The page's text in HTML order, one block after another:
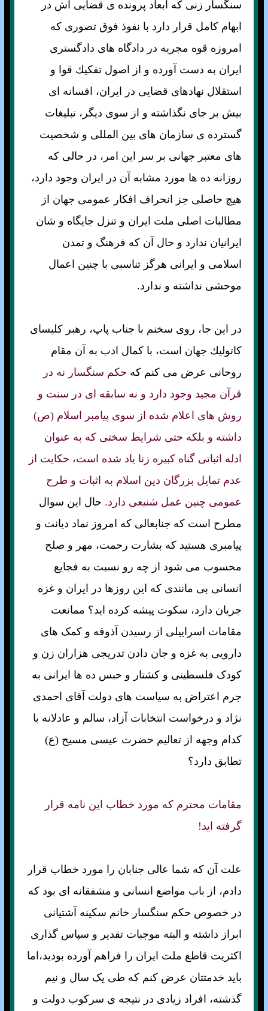
سنگسار زنی كه ابعاد پرونده ی قضايی اش در
ابهام کامل قرار دارد با نفوذ فوق تصوری كه
امروزه قوه مجريه در دادگاه های دادگستری
ايران به دست آورده و از اصول تفكيك قوا و
استقلال نهادهای قضايی در ايران، افسانه ای
بيش بر جای نگذاشته و از سوی ديگر، تبليغات
گسترده ی سازمان های بين المللی و شخصيت
های معتبر جهانی بر سر اين امر، در حالی كه
روزانه ده ها مورد مشابه آن در ايران وجود دارد،
هيچ حاصلی جز انحراف افكار عمومی جهان از
مطالبات اصلی ملت ايران و تنزل جايگاه و شان
ايرانيان ندارد و حال آن كه فرهنگ و تمدن
اسلامی و ايرانی هرگز تناسبی با چنين اعمال
موحشی نداشته و ندارد.
در اين جا، روی سخنم با جناب پاپ، رهبر كليسای
كاتوليك جهان است، با كمال ادب به آن مقام
روحانی عرض می كنم كه حكم سنگسار نه در
قرآن مجيد وجود دارد و نه سابقه ای در سنت و
روش های اعلام شده از سوی پيامبر اسلام (ص)
داشته و بلكه حتی شرايط سختی كه به عنوان
ادله اثباتی گناه كبيره زنا ياد شده است، حكايت از
عدم تمايل بزرگان دين اسلام به اثبات و طرح
عمومی چنين عمل شنيعی دارد. حال اين سوال
مطرح است که جنابعالی که امروز نماد ديانت و
پيامبری هستيد که بشارت رحمت، مهر و صلح
محسوب می شود از چه رو نسبت به فجايع
انسانی بی مانندی که اين روزها در ايران و غزه
جريان دارد، سکوت پيشه کرده ايد؟ ممانعت
مقامات اسراييلی از رسيدن آذوقه و کمک های
دارويی به غزه و جان دادن تدريجی هزاران زن و
کودک فلسطينی و کشتار و حبس ده ها ايرانی به
جرم اعتراض به سياست های دولت آقای احمدی
نژاد و درخواست انتخابات آزاد، سالم و عادلانه با
کدام وجهه از تعاليم حضرت عيسی مسيح (ع)
تطابق دارد؟
مقامات محترم كه مورد خطاب اين نامه قرار
گرفته ايد!
علت آن كه شما عالی جنابان را مورد خطاب قرار
دادم، از باب مواضع انسانی و مشفقانه ای بود كه
در خصوص حكم سنگسار خانم سكينه آشتيانی
ابراز داشته و البته موجبات تقدير و سپاس گذاری
اکثريت قاطع ملت ايران را فراهم آورده بوديد،اما
بايد خدمتتان عرض كنم كه طی يک سال و نيم
گذشته، افراد زيادی در نتيجه ی سركوب دولت و